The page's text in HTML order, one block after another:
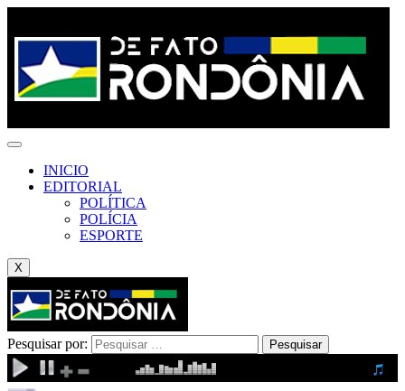
INICIO
EDITORIAL
POLÍTICA
POLÍCIA
ESPORTE
X
Pesquisar por: